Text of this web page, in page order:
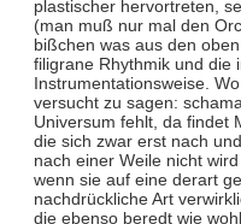
plastischer hervortreten,
(man muß nur mal den
bißchen was aus den
filigrane Rhythmik und die
Instrumentationsweise.
versucht zu sagen:
Universum fehlt, da findet
die sich zwar erst nach
nach einer Weile nicht
wenn sie auf eine derart
nachdrückliche Art
die ebenso beredt wie